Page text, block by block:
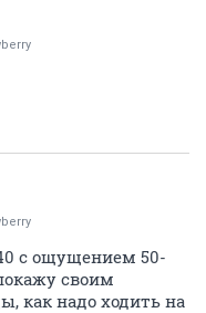
с ощущением 50-
своим
как надо ходить на